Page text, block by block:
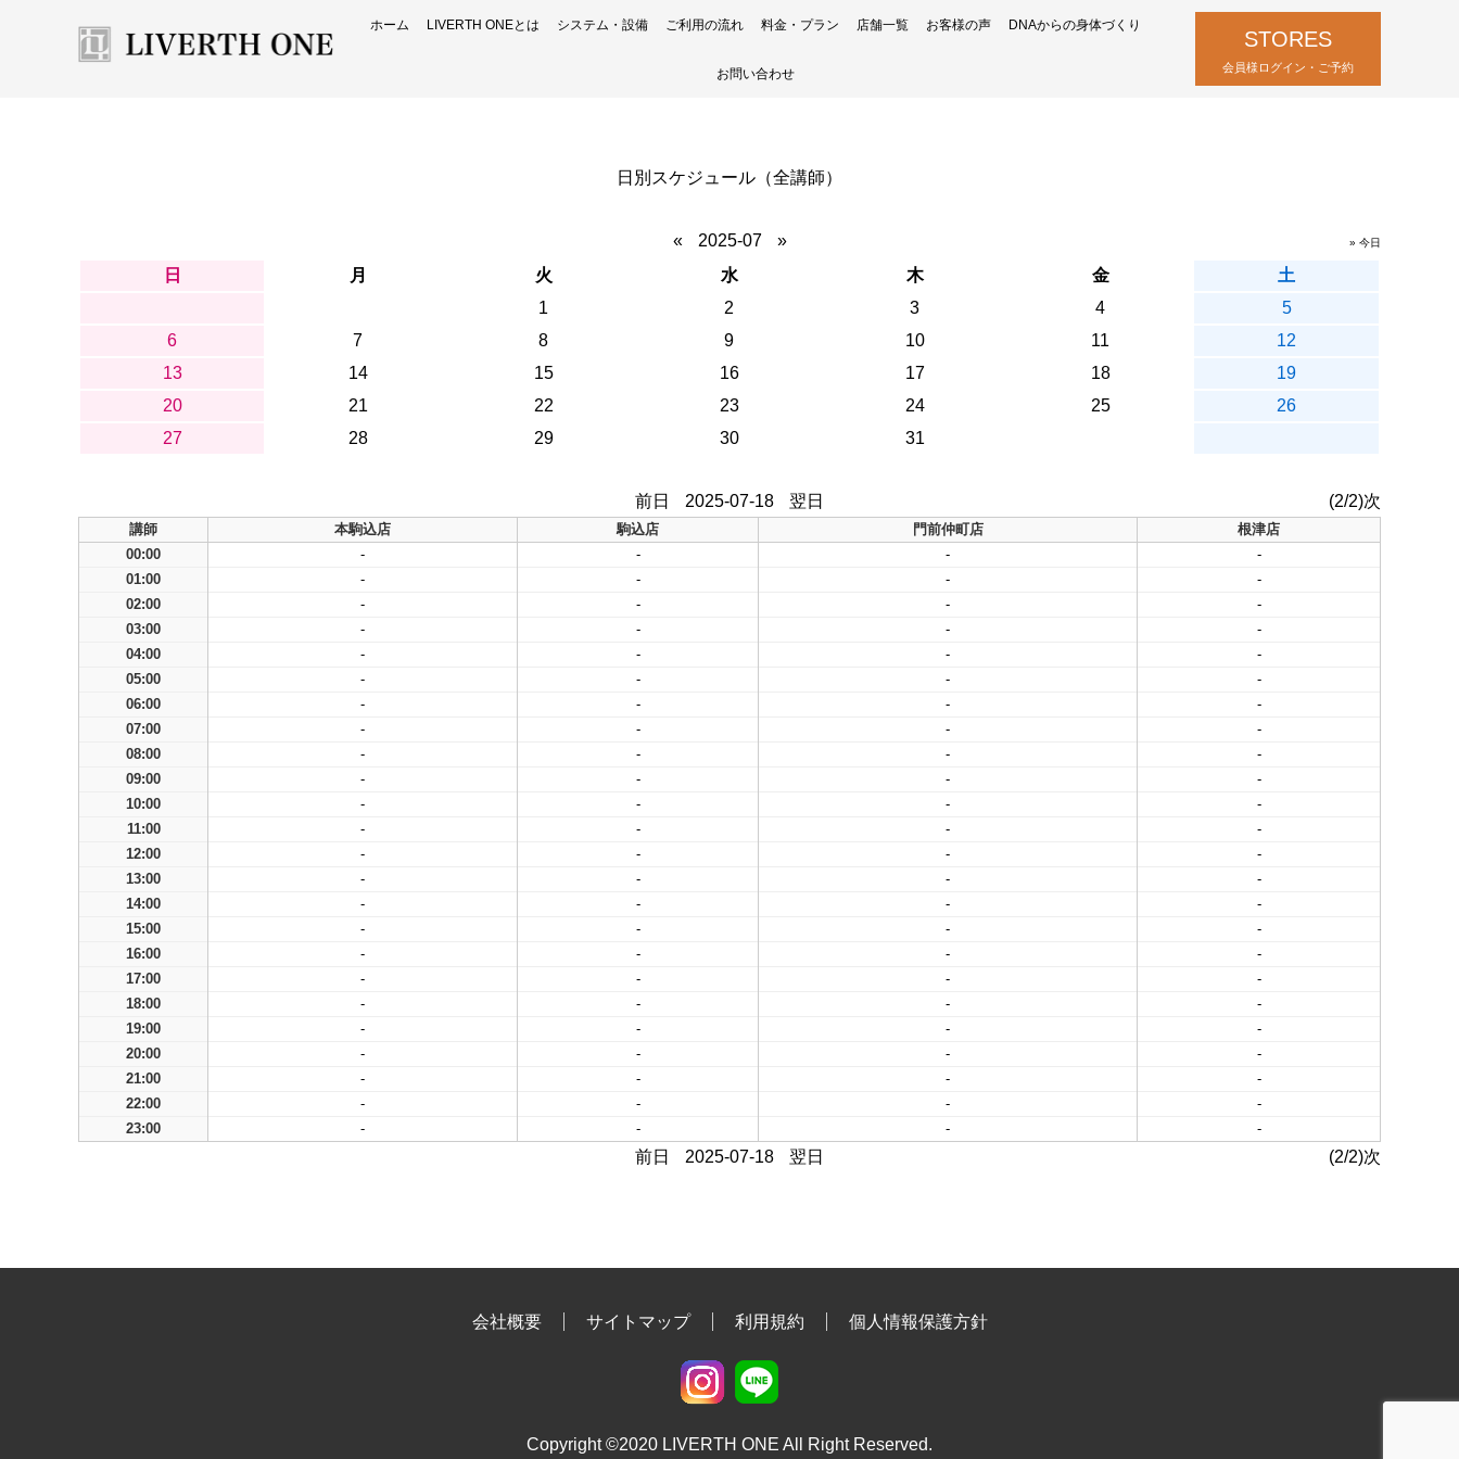
ホーム LIVERTH ONEとは システム・設備 ご利用の流れ 料金・プラン 店舗一覧 お客様の声 DNAからの身体づくり
お問い合わせ
STORES
会員様ログイン・ご予約
日別スケジュール（全講師）
« 2025-07 » » 今日
日 月 火 水 木 金
土
1
2 3 4
5
6
7 8 9 10 11
12
13
14 15 16 17 18
19
20
21 22 23 24 25
26
27
28 29 30 31
前日 2025-07-18 翌日 (2/2)次
講師 本駒込店 駒込店 門前仲町店
根津店
00:00
- - -
-
01:00
- - -
-
02:00
- - -
-
03:00
- - -
-
04:00
- - -
-
05:00
- - -
-
06:00
- - -
-
07:00
- - -
-
08:00
- - -
-
09:00
- - -
-
10:00
- - -
-
11:00
- - -
-
12:00
- - -
-
13:00
- - -
-
14:00
- - -
-
15:00
- - -
-
16:00
- - -
-
17:00
- - -
-
18:00
- - -
-
19:00
- - -
-
20:00
- - -
-
21:00
- - -
-
22:00
- - -
-
23:00
- - - -
前日 2025-07-18 翌日 (2/2)次
会社概要 サイトマップ 利用規約 個人情報保護方針
Copyright ©2020 LIVERTH ONE All Right Reserved.